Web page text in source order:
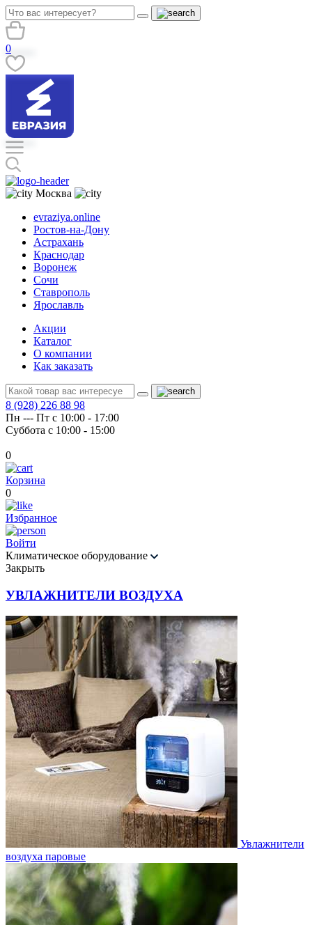
0
Москва
evraziya.online
Ростов-на-Дону
Астрахань
Краснодар
Воронеж
Сочи
Ставрополь
Ярославль
Акции
Каталог
О компании
Как заказать
8 (928) 226 88 98
Пн --- Пт с 10:00 - 17:00
Суббота с 10:00 - 15:00
0
Корзина
0
Избранное
Войти
Климатическое оборудование
Закрыть
УВЛАЖНИТЕЛИ ВОЗДУХА
Увлажнители
воздуха паровые